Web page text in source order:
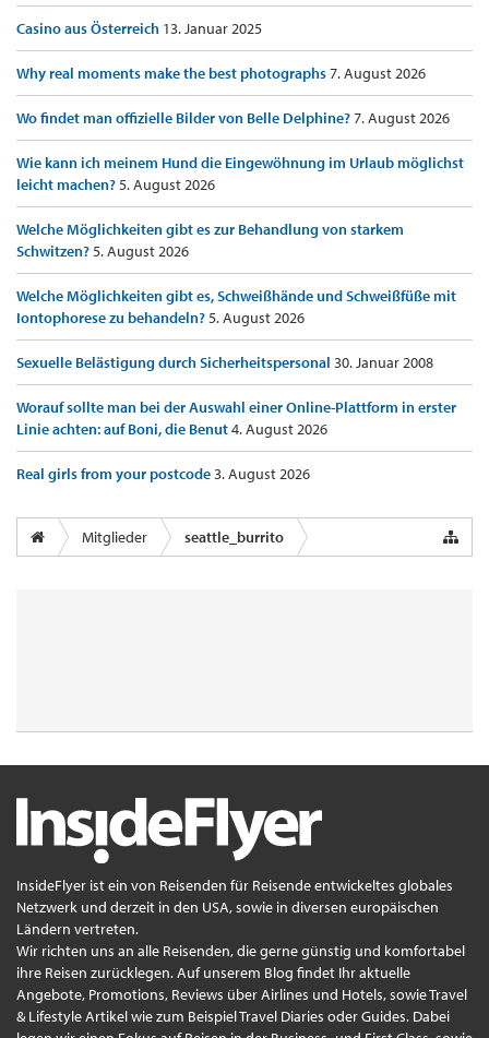
Casino aus Österreich 13. Januar 2025
Why real moments make the best photographs7. August 2026
Wo findet man offizielle Bilder von Belle Delphine?7. August 2026
Wie kann ich meinem Hund die Eingewöhnung im Urlaub möglichst
leicht machen?5. August 2026
Welche Möglichkeiten gibt es zur Behandlung von starkem
Schwitzen?5. August 2026
Welche Möglichkeiten gibt es, Schweißhände und Schweißfüße mit
Iontophorese zu behandeln?5. August 2026
Sexuelle Belästigung durch Sicherheitspersonal 30. Januar 2008
Worauf sollte man bei der Auswahl einer Online-Plattform in erster
Linie achten: auf Boni, die Benut4. August 2026
Real girls from your postcode3. August 2026
Mitglieder seattle_burrito
InsideFlyer ist ein von Reisenden für Reisende entwickeltes globales
Netzwerk und derzeit in den USA, sowie in diversen europäischen
Ländern vertreten.
Wir richten uns an alle Reisenden, die gerne günstig und komfortabel
ihre Reisen zurücklegen. Auf unserem Blog findet Ihr aktuelle
Angebote, Promotions, Reviews über Airlines und Hotels, sowie Travel
& Lifestyle Artikel wie zum Beispiel Travel Diaries oder Guides. Dabei